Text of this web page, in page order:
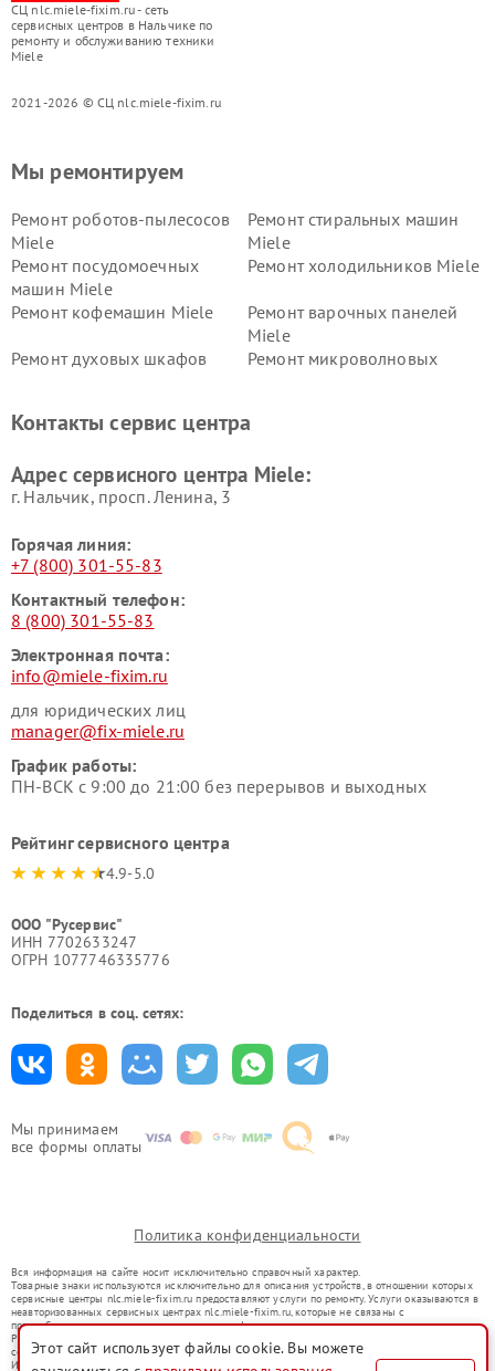
СЦ nlc.miele-fixim.ru - сеть
сервисных центров в Нальчике по
ремонту и обслуживанию техники
Miele
2021-2026 © СЦ nlc.miele-fixim.ru
Мы принимаем
все формы оплаты
Мы ремонтируем
Ремонт роботов-пылесосов
Miele
Ремонт стиральных машин
Miele
Ремонт посудомоечных
машин Miele
Ремонт холодильников Miele
Ремонт кофемашин Miele
Ремонт варочных панелей
Miele
Ремонт духовых шкафов
Ремонт микроволновых
Miele
Miele
пылесосов Miele
Контакты сервис центра
Адрес сервисного центра Miele:
г. Нальчик, просп. Ленина, 3
Горячая линия:
+7 (800) 301-55-83
Контактный телефон:
8 (800) 301-55-83
Электронная почта:
info@miele-fixim.ru
для юридических лиц
manager@fix-miele.ru
График работы:
ПН-ВСК с 9:00 до 21:00 без перерывов и выходных
Рейтинг сервисного центра
4.9-5.0
ООО "Русервис"
ИНН 7702633247
ОГРН 1077746335776
Поделиться в соц. сетях:
Политика конфиденциальности
Вся информация на сайте носит исключительно справочный характер.
Товарные знаки используются исключительно для описания устройств, в отношении которых
сервисные центры nlc.miele-fixim.ru предоставляют услуги по ремонту. Услуги оказываются в
неавторизованных сервисных центрах nlc.miele-fixim.ru, которые не связаны с
правообладателями товарных знаков или их официальными представителями.
Ремонт осуществляется для устройств, уже введенных в гражданский оборот в соответствии
со статьей 1487 ГК РФ.
Использование товарных знаков не преследует цели индивидуализации услуг или введения
Этот сайт использует файлы cookie. Вы можете